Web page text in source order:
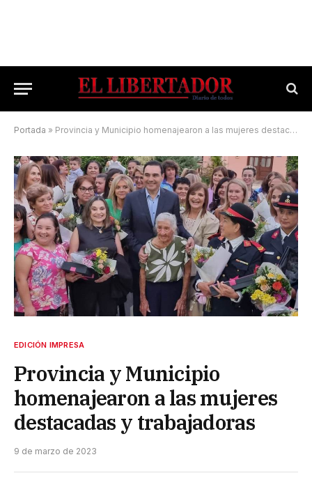
Portada » Provincia y Municipio homenajearon a las mujeres destacadas y trabajadoras
EDICIÓN IMPRESA
Provincia y Municipio
homenajearon a las mujeres
destacadas y trabajadoras
9 de marzo de 2023